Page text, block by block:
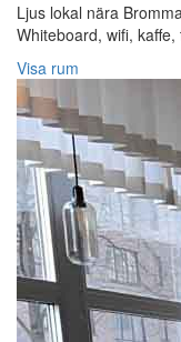
Ljus lokal nära
Whiteboard, wifi, kaffe,
Visa rum